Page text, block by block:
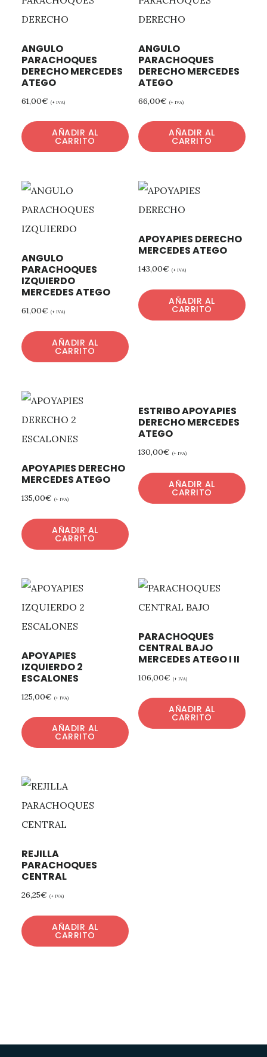
ANGULO
PARACHOQUES
DERECHO MERCEDES
ATEGO
61,00€ (+ IVA)
AÑADIR AL
CARRITO
ANGULO
PARACHOQUES
DERECHO MERCEDES
ATEGO
66,00€ (+ IVA)
AÑADIR AL
CARRITO
ANGULO
PARACHOQUES
IZQUIERDO
MERCEDES ATEGO
61,00€ (+ IVA)
AÑADIR AL
CARRITO
APOYAPIES DERECHO
MERCEDES ATEGO
143,00€ (+ IVA)
AÑADIR AL
CARRITO
APOYAPIES DERECHO
MERCEDES ATEGO
135,00€ (+ IVA)
AÑADIR AL
CARRITO
ESTRIBO APOYAPIES
DERECHO MERCEDES
ATEGO
130,00€ (+ IVA)
AÑADIR AL
CARRITO
APOYAPIES
IZQUIERDO 2
ESCALONES
125,00€ (+ IVA)
AÑADIR AL
CARRITO
PARACHOQUES
CENTRAL BAJO
MERCEDES ATEGO I II
106,00€ (+ IVA)
AÑADIR AL
CARRITO
REJILLA
PARACHOQUES
CENTRAL
26,25€ (+ IVA)
AÑADIR AL
CARRITO